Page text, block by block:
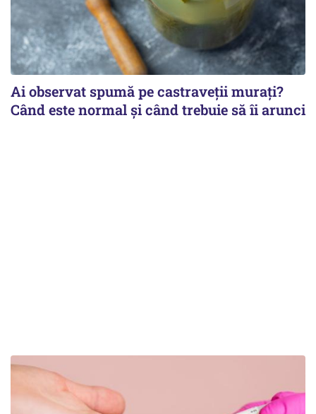
Ai observat spumă pe castraveții murați?
Când este normal și când trebuie să îi arunci